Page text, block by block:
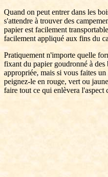
Quand on peut entrer dans les
s'attendre à trouver des
papier est facilement
facilement appliqué aux fins du
Pratiquement n'importe quelle
fixant du papier goudronné à des
appropriée, mais si vous faites
peignez-le en rouge, vert ou
faire tout ce qui enlèvera